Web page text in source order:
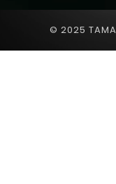
© 2025